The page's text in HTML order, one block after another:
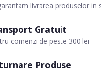
livrarea produselor in
Gratuit
comenzi de peste 300 lei
Produse